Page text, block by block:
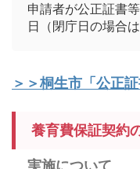
申請者が公正証書
日（閉庁日の場合
＞＞桐生市「公正
養育費保証契約
実施について